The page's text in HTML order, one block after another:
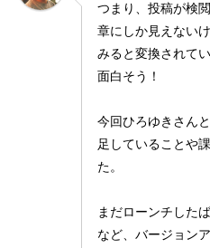
つまり、投稿が検
章にしか見えない
みると変換されて
面白そう！
今回ひろゆきさん
足していることや
た。
まだローンチした
など、バージョン